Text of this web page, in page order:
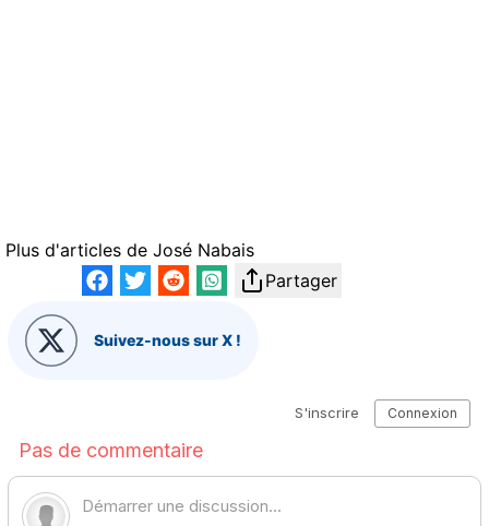
Plus d'articles de José Nabais
Partager
Suivez-nous sur X !